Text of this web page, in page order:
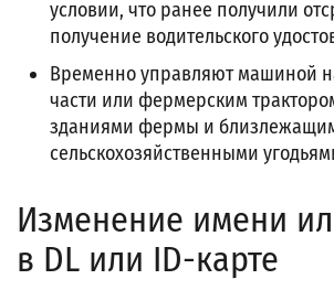
условии, что ранее получили
получение водительского
Временно управляют машиной
части или фермерским
зданиями фермы и
сельскохозяйственными
Изменение имени
в DL или ID-карте